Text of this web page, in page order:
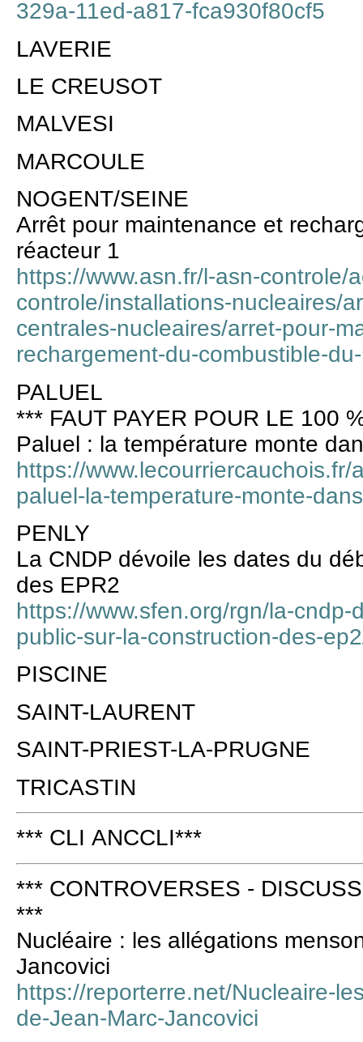
329a-11ed-a817-fca930f80cf5
LAVERIE
LE CREUSOT
MALVESI
MARCOULE
NOGENT/SEINE
Arrêt pour maintenance et
réacteur 1
https://www.asn.fr/l-asn-controle/
controle/installations-nucleaires/
centrales-nucleaires/arret-pour-
rechargement-du-combustible-
PALUEL
*** FAUT PAYER POUR LE 100
Paluel : la température monte
https://
paluel-la-temperature-monte-
PENLY
La CNDP dévoile les dates du
des EPR2
https://www.sfen.org/rgn/la-
public-sur-la-construction-des-
PISCINE
SAINT-LAURENT
SAINT-PRIEST-LA-PRUGNE
TRICASTIN
*** CLI ANCCLI***
*** CONTROVERSES -
***
Nucléaire : les allégations
Jancovici
https://reporterre.net/Nucleaire-
de-Jean-Marc-Jancovici